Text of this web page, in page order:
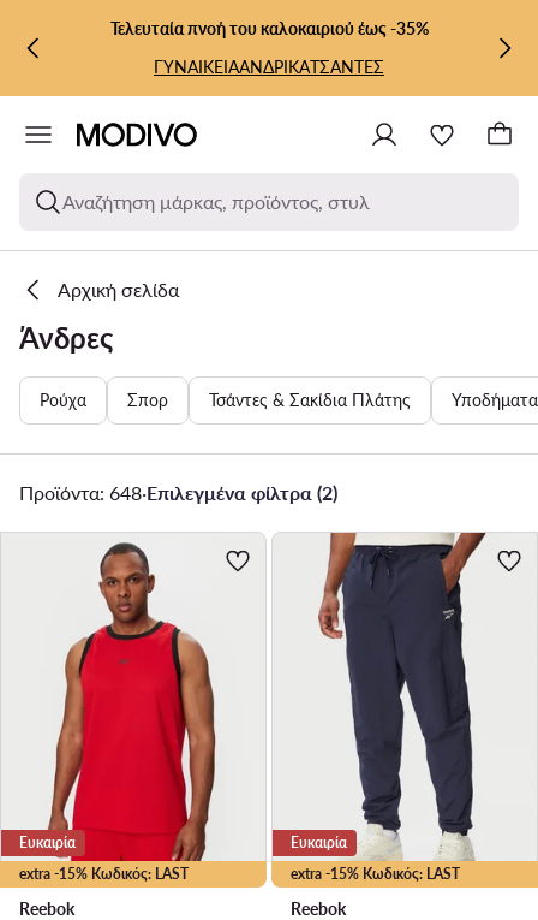
ΜΕΤΆΒΑΣΗ ΣΤΟ ΚΎΡΙΟ ΠΕΡΙΕΧΌΜΕΝΟ
ΜΕΤΆΒΑΣΗ ΣΤΗΝ ΑΝΑΖΉΤΗΣΗ
Τελευταία πνοή του καλοκαιριού έως -35%
ΓΥΝΑΙΚΕΙΑΑΝΔΡΙΚΑΤΣΑΝΤΕΣ
Αναζήτηση μάρκας, προϊόντος, στυλ
Αρχική σελίδα
Άνδρες
Ρούχα Σπορ Τσάντες & Σακίδια Πλάτης Υποδήματα
Προϊόντα: 648·Επιλεγμένα φίλτρα (2)
extra -15% Κωδικός: LAST
Ευκαιρία
Reebok
extra -15% Κωδικός: LAST
Ευκαιρία
Reebok